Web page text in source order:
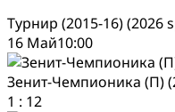
Турнир (2015-16) (2026
16 Май10:00
Зенит-Чемпионика (П)
1 : 12